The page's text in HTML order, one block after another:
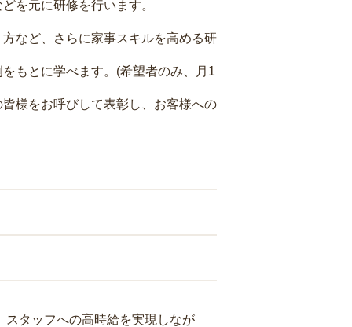
を元に研修を行います。
など、さらに家事スキルを高める研
もとに学べます。(希望者のみ、月1
様をお呼びして表彰し、お客様への
タッフへの高時給を実現しなが